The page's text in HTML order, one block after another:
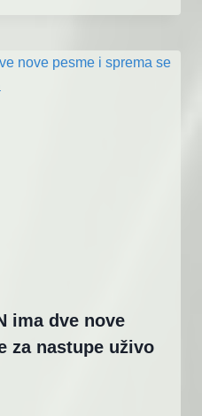
ima dve nove
za nastupe uživo